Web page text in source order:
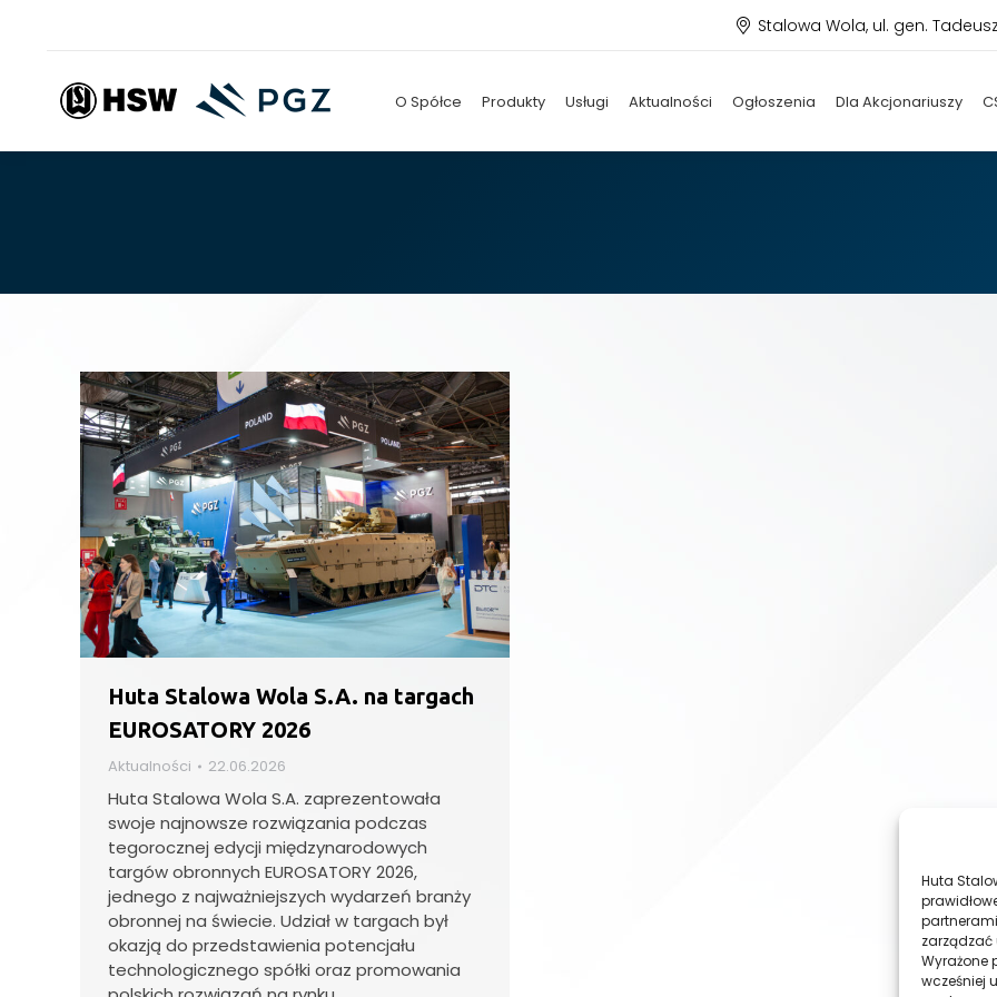
Huta
zarządzać
Wyrażone
wcześniej
Stalowa Wola, ul. gen.
O Spółce Produkty Usługi Aktualności Ogłoszenia Dla Akcjonariuszy
Huta Stalowa Wola S.A. na targach
EUROSATORY 2026
Aktualności 22.06.2026
Huta Stalowa Wola S.A. zaprezentowała
swoje najnowsze rozwiązania podczas
tegorocznej edycji międzynarodowych
targów obronnych EUROSATORY 2026,
jednego z najważniejszych wydarzeń branży
obronnej na świecie. Udział w targach był
okazją do przedstawienia potencjału
technologicznego spółki oraz promowania